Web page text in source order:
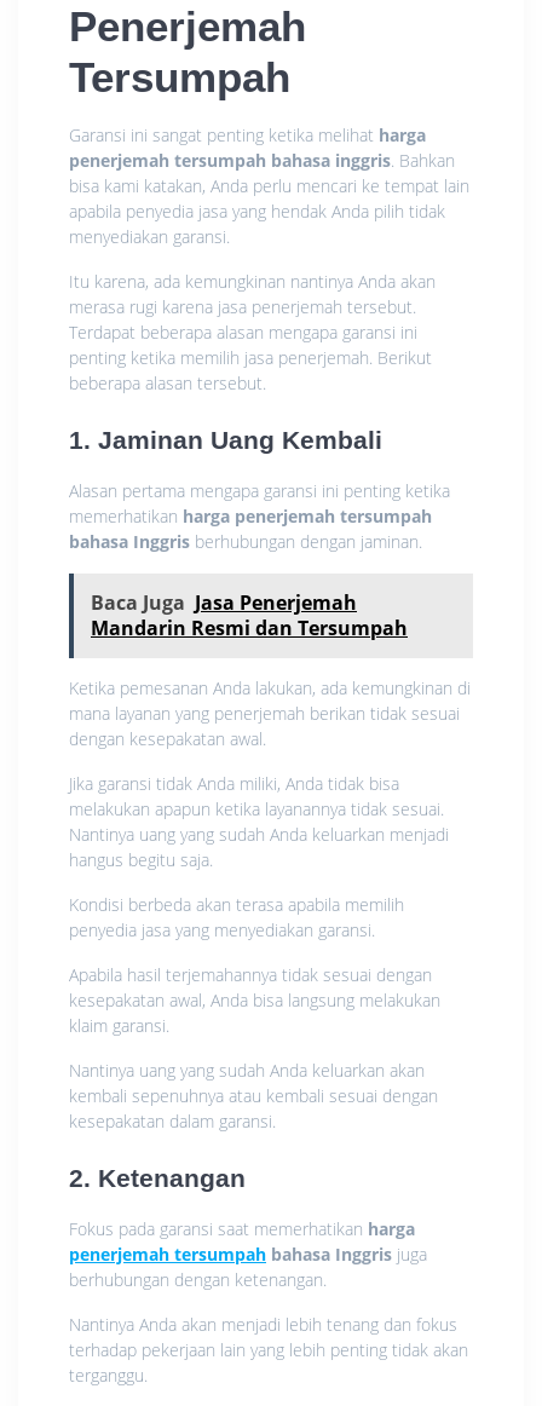
Penerjemah
Tersumpah
Garansi ini sangat penting ketika melihat harga
penerjemah tersumpah bahasa inggris . Bahkan
bisa kami katakan, Anda perlu mencari ke tempat lain
apabila penyedia jasa yang hendak Anda pilih tidak
menyediakan garansi.
Itu karena, ada kemungkinan nantinya Anda akan
merasa rugi karena jasa penerjemah tersebut.
Terdapat beberapa alasan mengapa garansi ini
penting ketika memilih jasa penerjemah. Berikut
beberapa alasan tersebut.
1. Jaminan Uang Kembali
Alasan pertama mengapa garansi ini penting ketika
memerhatikan harga penerjemah tersumpah
bahasa Inggris berhubungan dengan jaminan.
Baca Juga Jasa Penerjemah
Mandarin Resmi dan Tersumpah
Ketika pemesanan Anda lakukan, ada kemungkinan di
mana layanan yang penerjemah berikan tidak sesuai
dengan kesepakatan awal.
Jika garansi tidak Anda miliki, Anda tidak bisa
melakukan apapun ketika layanannya tidak sesuai.
Nantinya uang yang sudah Anda keluarkan menjadi
hangus begitu saja.
Kondisi berbeda akan terasa apabila memilih
penyedia jasa yang menyediakan garansi.
Apabila hasil terjemahannya tidak sesuai dengan
kesepakatan awal, Anda bisa langsung melakukan
klaim garansi.
Nantinya uang yang sudah Anda keluarkan akan
kembali sepenuhnya atau kembali sesuai dengan
kesepakatan dalam garansi.
2. Ketenangan
Fokus pada garansi saat memerhatikan harga
penerjemah tersumpah bahasa Inggris juga
berhubungan dengan ketenangan.
Nantinya Anda akan menjadi lebih tenang dan fokus
terhadap pekerjaan lain yang lebih penting tidak akan
terganggu.